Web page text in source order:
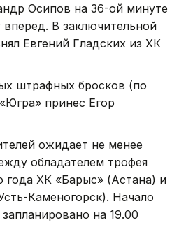
Осипов на 36-ой минуте
В заключительной
Евгений Гладских из ХК
штрафных бросков (по
принес Егор
ожидает не менее
обладателем трофея
года ХК «Барыс» (Астана) и
Каменогорск). Начало
на 19.00